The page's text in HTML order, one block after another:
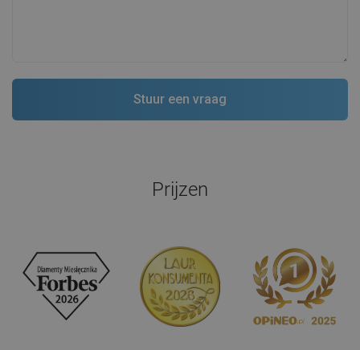
Prijzen